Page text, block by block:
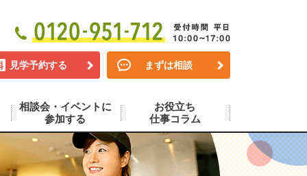
見学予約する まずは相談
相談会・イベントに
参加する
お役立ち
仕事コラム